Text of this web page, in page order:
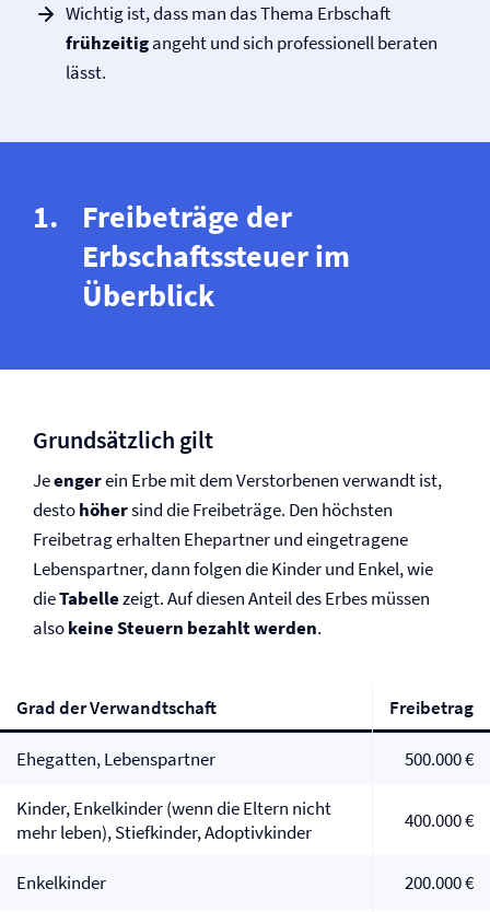
Wichtig ist, dass man das Thema Erbschaft
frühzeitigangeht und sich professionell beraten
lässt.
Freibeträge der
Erbschaftssteuer im
Überblick
Grundsätzlich gilt
Jeengerein Erbe mit dem Verstorbenen verwandt ist,
destohöhersind die Freibeträge. Den höchsten
Freibetrag erhalten Ehepartner und eingetragene
Lebenspartner, dann folgen die Kinder und Enkel, wie
dieTabellezeigt. Auf diesen Anteil des Erbes müssen
alsokeine Steuern bezahlt werden.
Grad der Verwandtschaft Freibetrag
Ehegatten, Lebenspartner 500.000 €
Kinder, Enkelkinder (wenn die Eltern nicht
mehr leben), Stiefkinder, Adoptivkinder
400.000 €
Enkelkinder 200.000 €